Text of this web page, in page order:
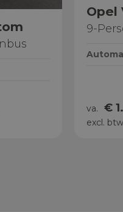
Opel
9-
va. €
excl. btw